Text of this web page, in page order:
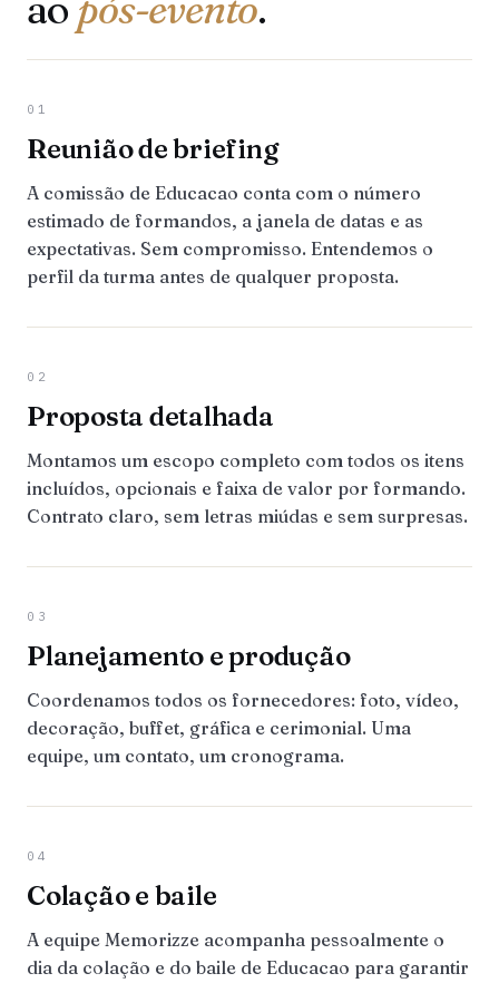
01
Reunião de briefing
A comissão de Educacao conta com o número
estimado de formandos, a janela de datas e as
expectativas. Sem compromisso. Entendemos o
perfil da turma antes de qualquer proposta.
02
Proposta detalhada
Montamos um escopo completo com todos os itens
incluídos, opcionais e faixa de valor por formando.
Contrato claro, sem letras miúdas e sem surpresas.
03
Planejamento e produção
Coordenamos todos os fornecedores: foto, vídeo,
decoração, buffet, gráfica e cerimonial. Uma
equipe, um contato, um cronograma.
04
Colação e baile
A equipe Memorizze acompanha pessoalmente o
dia da colação e do baile de Educacao para garantir